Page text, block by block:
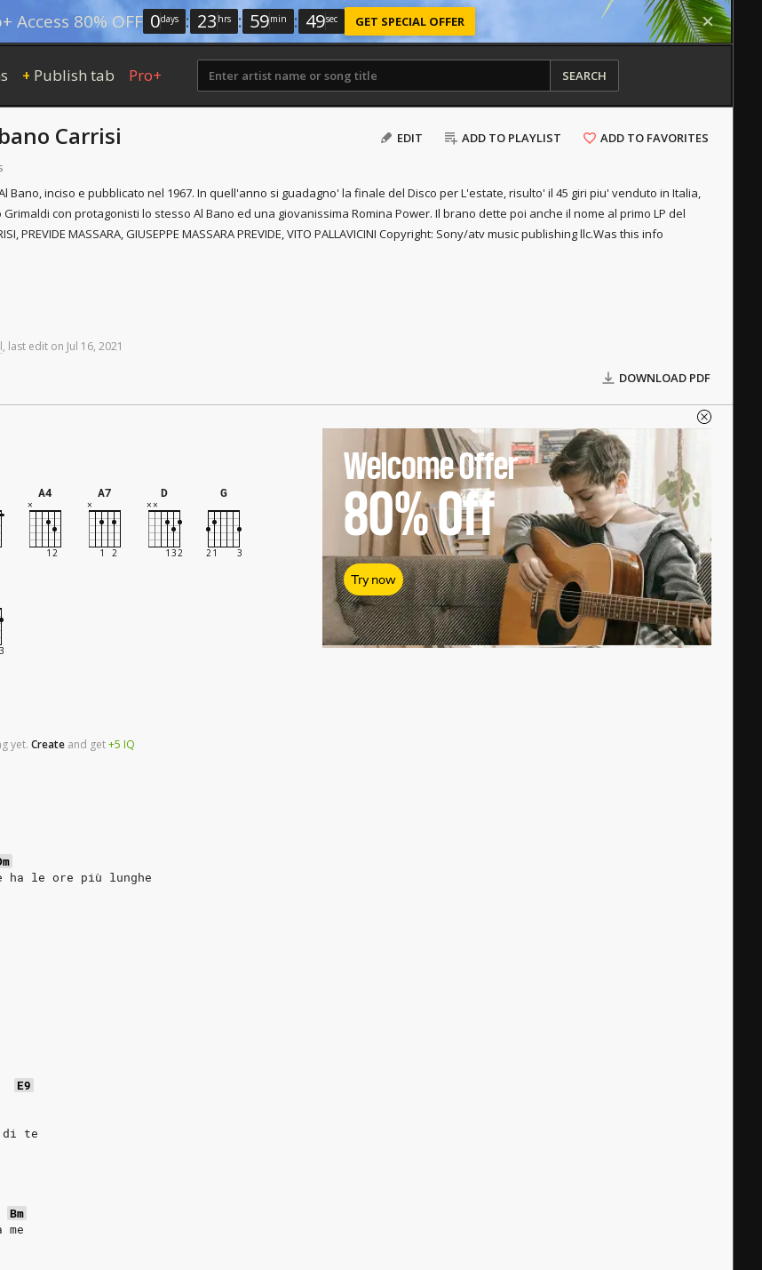
Access 80% OFF 0days : 23 hrs : 59min : 48sec GET SPECIAL OFFER
+ Publish tab Pro+ SEARCH
EDIT ADD TO PLAYLIST ADD TO FAVORITES
Carrisi
Bano, inciso e pubblicato nel 1967. In quell'anno si guadagno' la finale del Disco per L'estate, risulto' il 45 giri piu' venduto in Italia,
con protagonisti lo stesso Al Bano ed una giovanissima Romina Power. Il brano dette poi anche il nome al primo LP del
PREVIDE MASSARA, GIUSEPPE MASSARA PREVIDE, VITO PALLAVICINI Copyright: Sony/atv music publishing llc.Was this info
, last edit on Jul 16, 2021
DOWNLOAD PDF
A4 A7 D G
yet. Create and get+5 IQ
ha le ore più lunghe
E9
di te
Bm
Welcome Offer
80%Off
Try now